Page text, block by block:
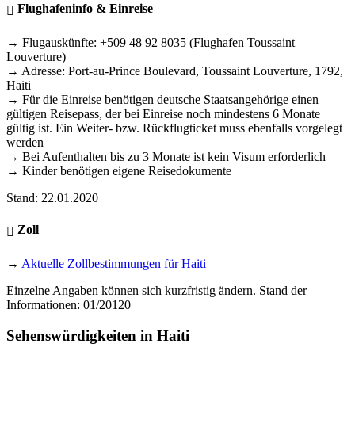
Flughafeninfo & Einreise
→ Flugauskünfte: +509 48 92 8035 (Flughafen Toussaint
Louverture)
→ Adresse: Port-au-Prince Boulevard, Toussaint Louverture, 1792,
Haiti
→ Für die Einreise benötigen deutsche Staatsangehörige einen
gültigen Reisepass, der bei Einreise noch mindestens 6 Monate
gültig ist. Ein Weiter- bzw. Rückflugticket muss ebenfalls vorgelegt
werden
→ Bei Aufenthalten bis zu 3 Monate ist kein Visum erforderlich
→ Kinder benötigen eigene Reisedokumente
Stand: 22.01.2020
Zoll
→ Aktuelle Zollbestimmungen für Haiti
Einzelne Angaben können sich kurzfristig ändern. Stand der
Informationen: 01/20120
Sehenswürdigkeiten in Haiti